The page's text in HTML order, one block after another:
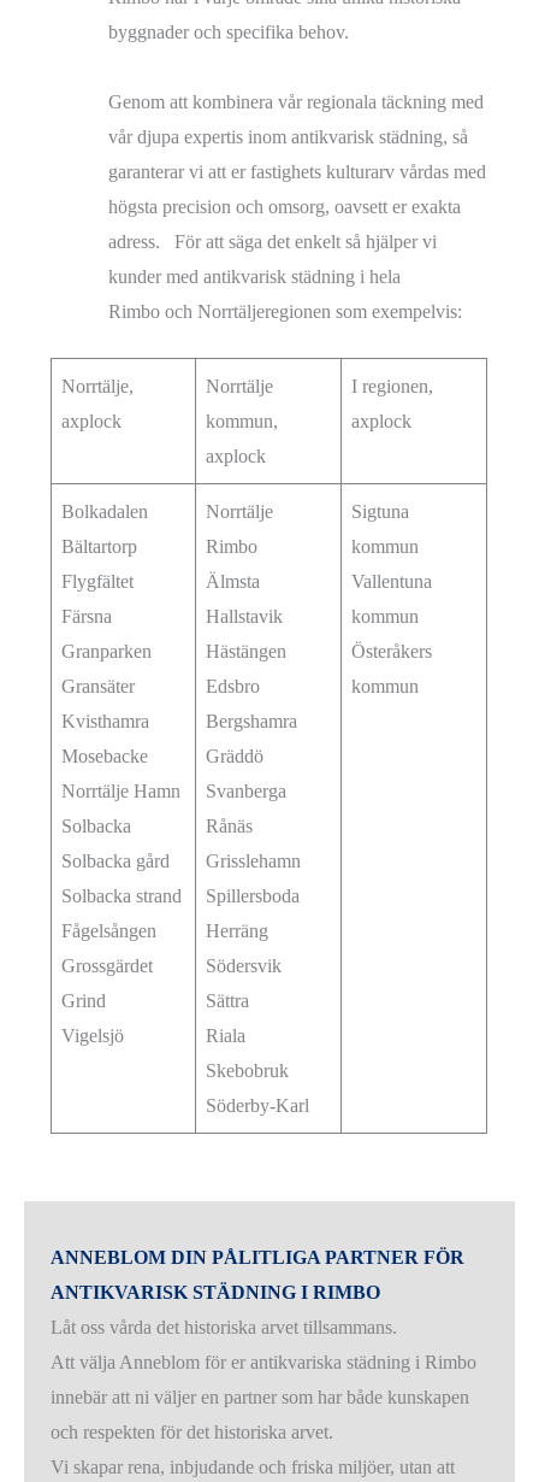
byggnader och specifika behov.
Genom att kombinera vår regionala täckning med
vår djupa expertis inom antikvarisk städning, så
garanterar vi att er fastighets kulturarv vårdas med
högsta precision och omsorg, oavsett er exakta
adress. För att säga det enkelt så hjälper vi
kunder med antikvarisk städning i hela
Rimbo och Norrtäljeregionen som exempelvis:
Norrtälje,
axplock
Norrtälje
kommun,
axplock
I regionen,
axplock
Bolkadalen
Bältartorp
Flygfältet
Färsna
Granparken
Gransäter
Kvisthamra
Mosebacke
Norrtälje Hamn
Solbacka
Solbacka gård
Solbacka strand
Fågelsången
Grossgärdet
Grind
Vigelsjö
Norrtälje
Rimbo
Älmsta
Hallstavik
Hästängen
Edsbro
Bergshamra
Gräddö
Svanberga
Rånäs
Grisslehamn
Spillersboda
Herräng
Södersvik
Sättra
Riala
Skebobruk
Söderby-Karl
Sigtuna
kommun
Vallentuna
kommun
Österåkers
kommun
ANNEBLOM DIN PÅLITLIGA PARTNER FÖR
ANTIKVARISK STÄDNING I RIMBO
Låt oss vårda det historiska arvet tillsammans.
Att välja Anneblom för er antikvariska städning i Rimbo
innebär att ni väljer en partner som har både kunskapen
och respekten för det historiska arvet.
Vi skapar rena, inbjudande och friska miljöer, utan att